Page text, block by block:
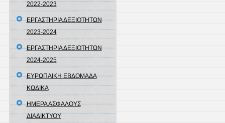
2022-2023
ΕΡΓΑΣΤΗΡΙΑ ΔΕΞΙΟΤΗΤΩΝ
2023-2024
ΕΡΓΑΣΤΗΡΙΑ ΔΕΞΙΟΤΗΤΩΝ
2024-2025
ΕΥΡΩΠΑΙΚΗ ΕΒΔΟΜΑΔΑ
ΚΩΔΙΚΑ
ΗΜΕΡΑ ΑΣΦΑΛΟΥΣ
ΔΙΑΔΙΚΤΥΟΥ